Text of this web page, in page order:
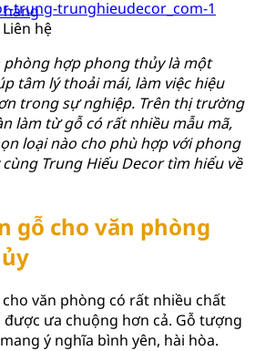
hàng
Liên hệ
phòng hợp phong thủy là một
tâm lý thoải mái, làm việc hiệu
trong sự nghiệp. Trên thị trường
làm từ gỗ có rất nhiều mẫu mã,
loại nào cho phù hợp với phong
Trung Hiếu Decor tìm hiểu về
gỗ cho văn phòng
văn phòng có rất nhiều chất
được ưa chuộng hơn cả. Gỗ tượng
ý nghĩa bình yên, hài hòa.